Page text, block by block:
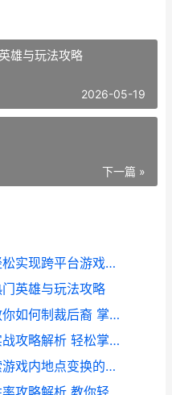
雄与玩法攻略
2026-05-19
下一篇 »
王者荣耀如何同步在电脑 轻松实现跨平台游戏体验攻略
英雄与玩法攻略
王者荣耀后裔克星大揭秘 教你如何制裁后裔 掌握战场主动权
王者荣耀如何压制安琪拉 实战攻略解析 轻松掌控战场优势
王者荣耀如何改变地点 探索游戏内地点变换的技巧与策略